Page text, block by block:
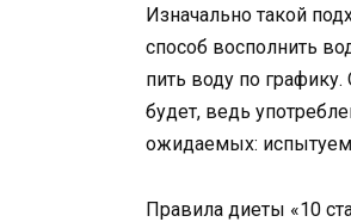
Изначально такой
способ восполнить
пить воду по
будет, ведь
ожидаемых:
Правила диеты «10